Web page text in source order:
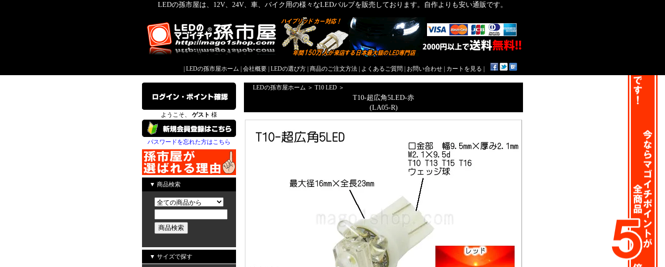
LEDの孫市屋は、12V、24V、車、バイク用の様々なLEDバルブを販売しております。自作よりも安い通販です。
LEDの孫市屋ホーム 会社概要 LEDの選び方 商品のご注文方法 よくあるご質問 お問い合わせ カートを見る
ようこそ、 ゲスト 様
パスワードを忘れた方はこちら
▼ 商品検索
▼ サイズで探す
LEDの孫市屋ホーム ＞ T10 LED ＞
T10-超広角5LED-赤
(LA05-R)